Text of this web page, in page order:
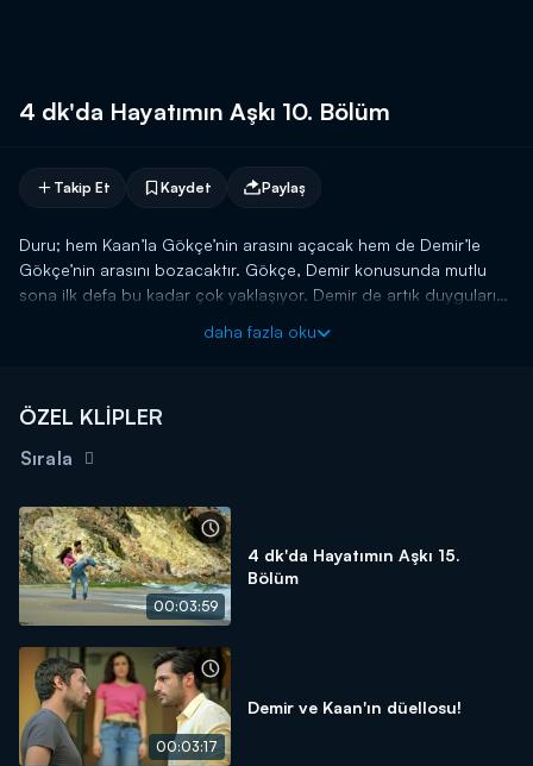
4 dk'da Hayatımın Aşkı 10. Bölüm
Takip Et Kaydet Paylaş
Duru; hem Kaan’la Gökçe’nin arasını açacak hem de Demir’le
Gökçe’nin arasını bozacaktır. Gökçe, Demir konusunda mutlu
sona ilk defa bu kadar çok yaklaşıyor. Demir de artık duygularını
hazırlıyor. Hayatımın Aşkı 10. Bölüm'de yaşanan her şeyi 4
daha fazla oku
ÖZEL KLİPLER
Sırala
00:03:59
4 dk'da Hayatımın Aşkı 15.
Bölüm
00:03:17
Demir ve Kaan'ın düellosu!